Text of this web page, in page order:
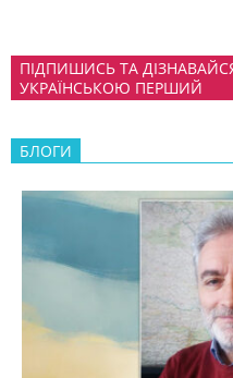
ПІДПИШИСЬ ТА
УКРАЇНСЬКОЮ ПЕРШИЙ
БЛОГИ